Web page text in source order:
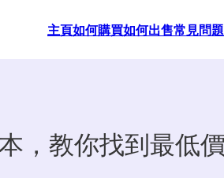
主頁如何購買如何出售常見問題
，教你找到最低